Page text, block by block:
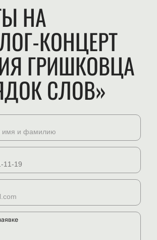
НА
КОНЦЕРТ
ГРИШКОВЦА
СЛОВ»